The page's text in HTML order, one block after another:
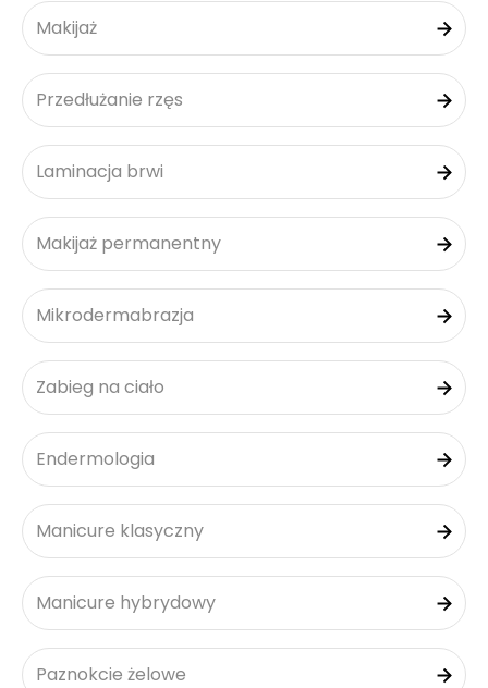
Makijaż
Przedłużanie rzęs
Laminacja brwi
Makijaż permanentny
Mikrodermabrazja
Zabieg na ciało
Endermologia
Manicure klasyczny
Manicure hybrydowy
Paznokcie żelowe